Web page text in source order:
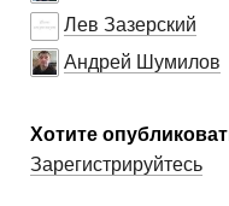
Лев Зазерский
Андрей Шумилов
Хотите
Зарегистрируйтесь